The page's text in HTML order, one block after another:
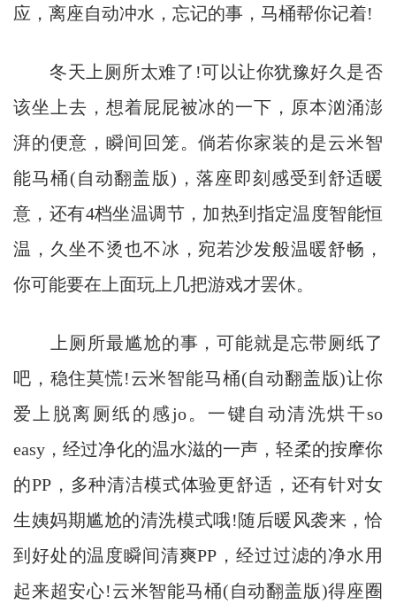
应，离座自动冲水，忘记的事，马桶帮你记着!
冬天上厕所太难了!可以让你犹豫好久是否
该坐上去，想着屁屁被冰的一下，原本汹涌澎
湃的便意，瞬间回笼。倘若你家装的是云米智
能马桶(自动翻盖版)，落座即刻感受到舒适暖
意，还有4档坐温调节，加热到指定温度智能恒
温，久坐不烫也不冰，宛若沙发般温暖舒畅，
你可能要在上面玩上几把游戏才罢休。
上厕所最尴尬的事，可能就是忘带厕纸了
吧，稳住莫慌!云米智能马桶(自动翻盖版)让你
爱上脱离厕纸的感jo。一键自动清洗烘干so
easy，经过净化的温水滋的一声，轻柔的按摩你
的PP，多种清洁模式体验更舒适，还有针对女
生姨妈期尴尬的清洗模式哦!随后暖风袭来，恰
到好处的温度瞬间清爽PP，经过过滤的净水用
起来超安心!云米智能马桶(自动翻盖版)得座圈